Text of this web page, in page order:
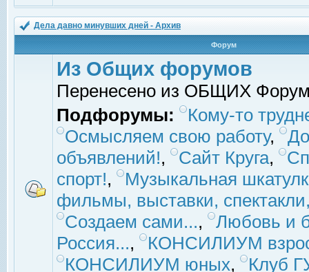
Дела давно минувших дней - Архив
Форум
Из Общих форумов
Перенесено из ОБЩИХ
Подфорумы:
Кому-то
Осмысляем свою работу,
объявлений!, Сайт Круга,
спорт!,
Музыкальная
фильмы, выставки,
Создаем сами...,
Любовь и
Россия...,
КОНСИЛИУМ
КОНСИЛИУМ юных,
Клуб